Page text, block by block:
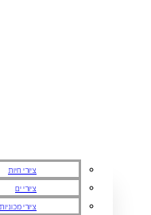
ציורי חיות
ציורי ים
ציורי מכוניות